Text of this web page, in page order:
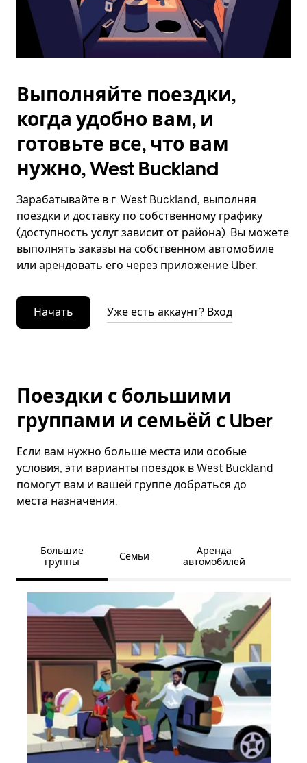
Выполняйте поездки,
когда удобно вам, и
готовьте все, что вам
нужно, West Buckland
Зарабатывайте в г. West Buckland, выполняя
поездки и доставку по собственному графику
(доступность услуг зависит от района). Вы можете
выполнять заказы на собственном автомобиле
или арендовать его через приложение Uber.
Начать Уже есть аккаунт? Вход
Поездки с большими
группами и семьёй с Uber
Если вам нужно больше места или особые
условия, эти варианты поездок в West Buckland
помогут вам и вашей группе добраться до
места назначения.
Большие
группы
Семьи
Аренда
автомобилей